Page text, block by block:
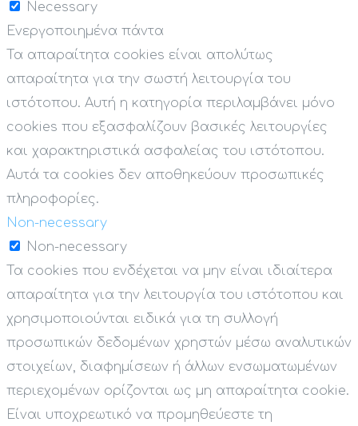
Necessary
Ενεργοποιημένα πάντα
Τα απαραίτητα cookies είναι απολύτως
απαραίτητα για την σωστή λειτουργία του
ιστότοπου. Αυτή η κατηγορία περιλαμβάνει μόνο
cookies που εξασφαλίζουν βασικές λειτουργίες
και χαρακτηριστικά ασφαλείας του ιστότοπου.
Αυτά τα cookies δεν αποθηκεύουν προσωπικές
πληροφορίες.
Non-necessary
Non-necessary
Τα cookies που ενδέχεται να μην είναι ιδιαίτερα
απαραίτητα για την λειτουργία του ιστότοπου και
χρησιμοποιούνται ειδικά για τη συλλογή
προσωπικών δεδομένων χρηστών μέσω αναλυτικών
στοιχείων, διαφημίσεων ή άλλων ενσωματωμένων
περιεχομένων ορίζονται ως μη απαραίτητα cookie.
Είναι υποχρεωτικό να προμηθεύεστε τη